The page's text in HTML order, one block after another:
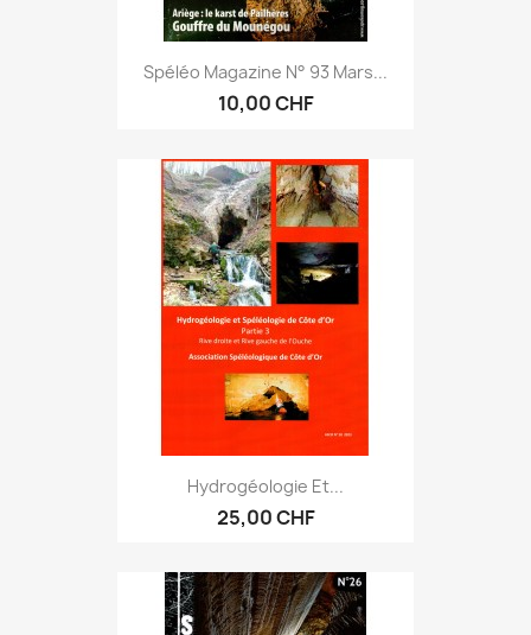
Spéléo Magazine N° 93 Mars...
10,00 CHF
Hydrogéologie Et...
25,00 CHF